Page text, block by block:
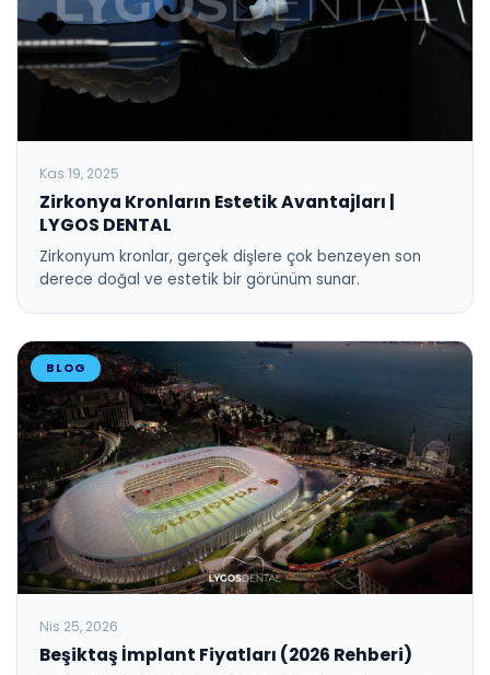
Kas 19, 2025
Zirkonya Kronların Estetik Avantajları |
LYGOS DENTAL
Zirkonyum kronlar, gerçek dişlere çok benzeyen son
derece doğal ve estetik bir görünüm sunar.
BLOG
Nis 25, 2026
Beşiktaş İmplant Fiyatları (2026 Rehberi)